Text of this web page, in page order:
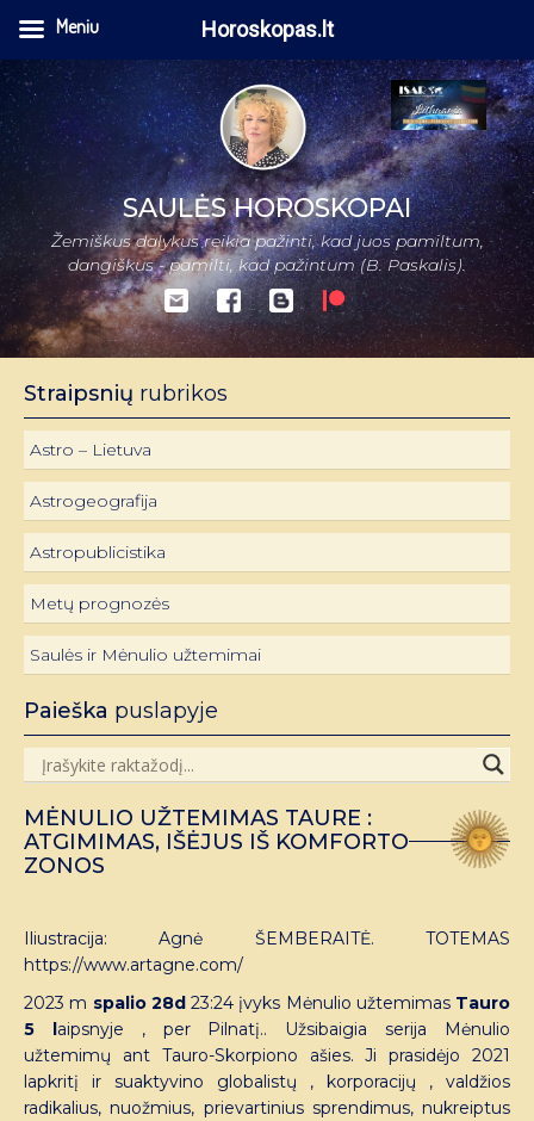
SAULĖS HOROSKOPAI
Žemiškus dalykus reikia pažinti, kad juos pamiltum,
dangiškus - pamilti, kad pažintum (B. Paskalis).
Straipsnių rubrikos
Astro – Lietuva
Astrogeografija
Astropublicistika
Metų prognozės
Saulės ir Mėnulio užtemimai
Paieška puslapyje
MĖNULIO UŽTEMIMAS TAURE :
ATGIMIMAS, IŠĖJUS IŠ KOMFORTO
ZONOS
Iliustracija: Agnė ŠEMBERAITĖ. TOTEMAS
https://www.artagne.com/
2023 m spalio 28d 23:24 įvyks Mėnulio užtemimasTauro
5 laipsnyje , per Pilnatį.. Užsibaigia serija Mėnulio
užtemimų ant Tauro-Skorpiono ašies. Ji prasidėjo 2021
lapkritį ir suaktyvino globalistų , korporacijų , valdžios
radikalius, nuožmius, prievartinius sprendimus, nukreiptus
Meniu Horoskopas.lt